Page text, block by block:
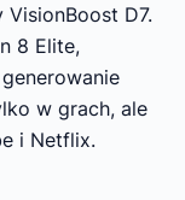
D7.
8 Elite,
w grach, ale
i Netflix.